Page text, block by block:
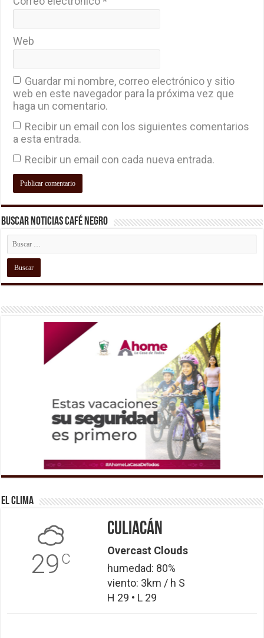
Web
Guardar mi nombre, correo electrónico y sitio
web en este navegador para la próxima vez que
haga un comentario.
Recibir un email con los siguientes comentarios
a esta entrada.
Recibir un email con cada nueva entrada.
Buscar Noticias Café Negro
El Clima
29 C
Culiacán
Overcast Clouds
humedad: 80%
viento: 3km / h S
H 29 • L 29